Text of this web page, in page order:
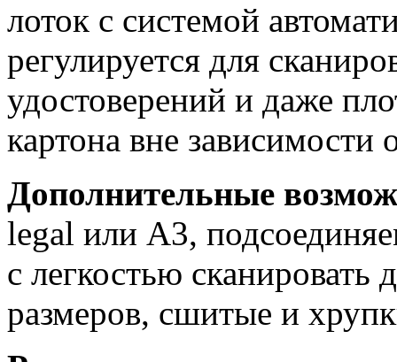
лоток с системой
регулируется для
удостоверений и даже
картона вне
Дополнительные
legal или A3,
с легкостью
размеров, сшитые и